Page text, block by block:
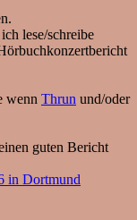
lese/schreibe
wenn Thrun und/oder
guten Bericht
in Dortmund